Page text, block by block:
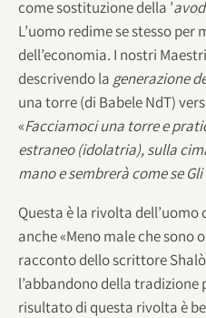
come sostituzione della ’
L’uomo redime se stesso per
dell’economia. I nostri
descrivendo la generazione
una torre (di Babele NdT)
«Facciamoci una torre e
estraneo (idolatria), sulla
mano e sembrerà come se
Questa è la rivolta dell’uomo
anche «Meno male che sono
racconto dello scrittore
l’abbandono della tradizione
risultato di questa rivolta è